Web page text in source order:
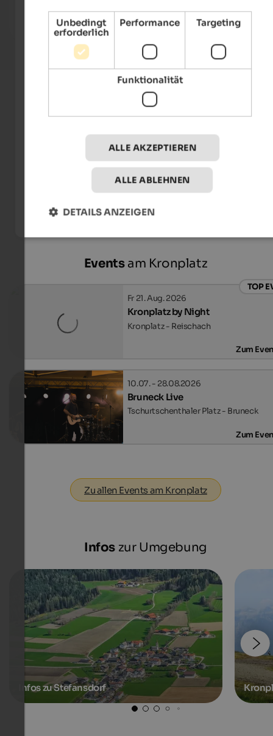
Panorama.
Eventsam Kronplatz
TOP
Fr 21. Aug. 2026
Kronplatz by Night
Kronplatz - Reischach
Zum
10.07. - 28.08.2026
Bruneck Live
Tschurtschenthaler Platz - Bruneck
Zum
Zu allen Events am Kronplatz
Infos zur Umgebung
Infos zu Stefansdorf
Unbedingt
erforderlich
Performance Targeting
Funktionalität
ALLE AKZEPTIEREN
ALLE ABLEHNEN
DETAILS ANZEIGEN